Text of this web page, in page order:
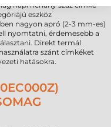
napi néhány száz címke
eszköz
nagyon apró (2-3 mm-es)
nyomtatni, érdemesebb a
Direkt termál
szánt címkéket
hatásokra.